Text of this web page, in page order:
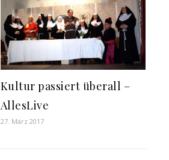
Kultur passiert überall –
AllesLive
27. März 2017